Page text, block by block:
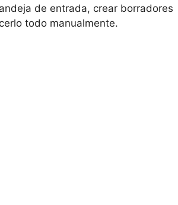
de entrada, crear borradores
todo manualmente.